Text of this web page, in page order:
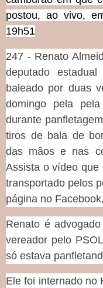
postou, ao vivo,
19h51
247 - Renato
deputado
baleado por duas
domingo pela
durante
tiros de bala de
das mãos e nas
Assista o vídeo que
transportado pelos
página no
Renato é
vereador pelo
só estava
Ele foi internado no